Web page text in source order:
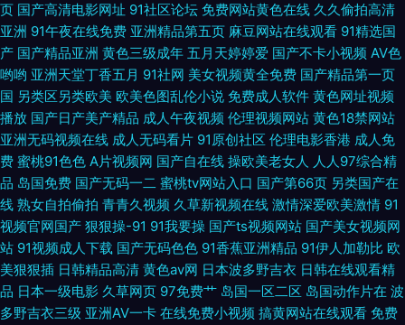
清视频 欧美性爱影院一区二区 91影音绯色 欧美亚洲日韩国产其它 欧美日韩
福利成人在线 91手机在线免费观看视频 手机偷拍色图 国产福利视频导航 宅
福利91视频 殴美色AAAA wwwAV玖玖 一级片在线 激情激动网 91福利视频
导 老湿AV 91色游 青青草伊人 99福利视频导航网站 新在线vt天堂 国产福利
91视频 91大神精选 久久之久久 91视影大全 91最新地址 91不用下载免费看
久草福利在线视频了 91青娱乐蜜桃臀久 欧美日免费专区 91在线观看视频 日
韩中文字幕在线 精品久久婷婷网络 91看黄 91www涩色 老司机91福利在线
页 国产高清电影网址 91社区论坛 免费网站黄色在线 久久偷拍高清
亚洲 91午夜在线免费 亚洲精品第五页 麻豆网站在线观看 91精选国
产 国产精品亚洲 黄色三级成年 五月天婷婷爱 国产不卡小视频 AV色
哟哟 亚洲天堂丁香五月 91社网 美女视频黄全免费 国产精品第一页
国 另类区另类欧美 欧美色图乱伦小说 免费成人软件 黄色网址视频
播放 国产日产美产精品 成人午夜视频 伦理视频网站 黄色18禁网站
亚洲无码视频在线 成人无码看片 91原创社区 伦理电影香港 成人免
费 蜜桃91色色 A片视频网 国产自在线 操欧美老女人 人人97综合精
品 岛国免费 国产无码一二 蜜桃tv网站入口 国产第66页 另类国产在
线 熟女自拍偷拍 青青久视频 久草新视频在线 激情深爱欧美激情 91
视频官网国产 狠狠操-91 91我要操 国产ts视频网站 国产美女视频网
站 91视频成人下载 国产无码色色 91香蕉亚洲精品 91伊人加勒比 欧
美狠狠插 日韩精品高清 黄色av网 日本波多野吉衣 日韩在线观看精
品 日本一级电影 久草网页 97免费艹 岛国一区二区 岛国动作片在 波
多野吉衣三级 亚洲AV一卡 在线免费小视频 搞黄网站在线观看 免费